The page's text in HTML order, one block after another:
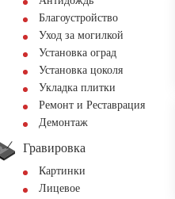
Благоустройство
Уход за могилкой
Установка оград
Установка цоколя
Укладка плитки
Ремонт и Реставрация
Демонтаж
Гравировка
Картинки
Лицевое